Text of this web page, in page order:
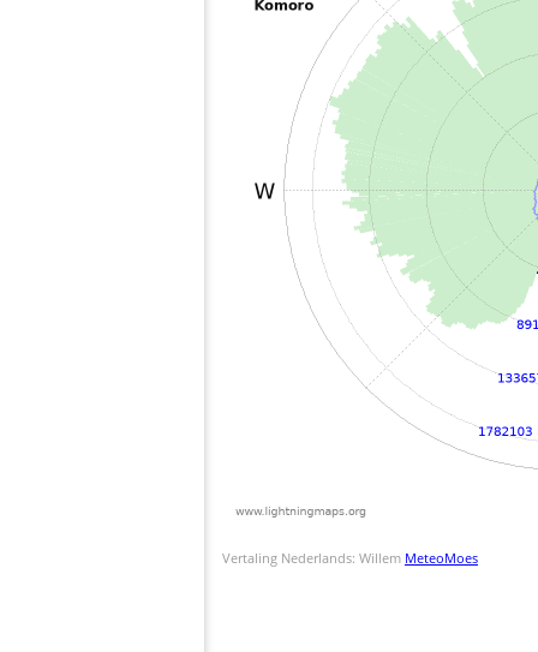
Vertaling Nederlands: Willem MeteoMoes